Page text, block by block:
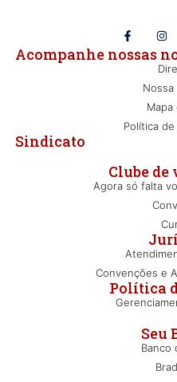
Seu
Banco
Clube de
Agora só falta
Convenções e
Política
Sindicato
Mapa
Política
Acompanhe nossas